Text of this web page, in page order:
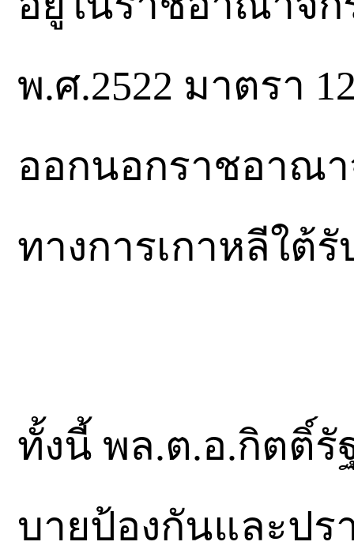
พ.ศ.2522 มาตรา
ออกนอกราชอาณ
ทางการเกาหลีใต้
ทั้งนี้ พล.ต.อ.กิตติ์รั
บายป้องกันและปร